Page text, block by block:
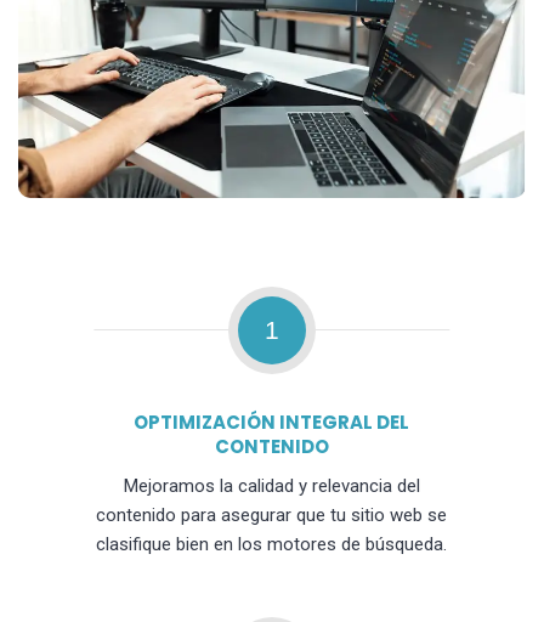
1
OPTIMIZACIÓN INTEGRAL DEL
CONTENIDO
Mejoramos la calidad y relevancia del
contenido para asegurar que tu sitio web se
clasifique bien en los motores de búsqueda.